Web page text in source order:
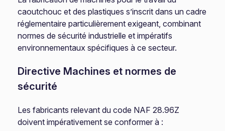
caoutchouc et des plastiques s’inscrit dans un cadre
réglementaire particulièrement exigeant, combinant
normes de sécurité industrielle et impératifs
environnementaux spécifiques à ce secteur.
Directive Machines et normes de
sécurité
Les fabricants relevant du code NAF 28.96Z
doivent impérativement se conformer à :